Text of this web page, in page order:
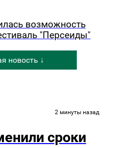
возможность
"Персеиды"
новость ↓
2 минуты назад
сроки